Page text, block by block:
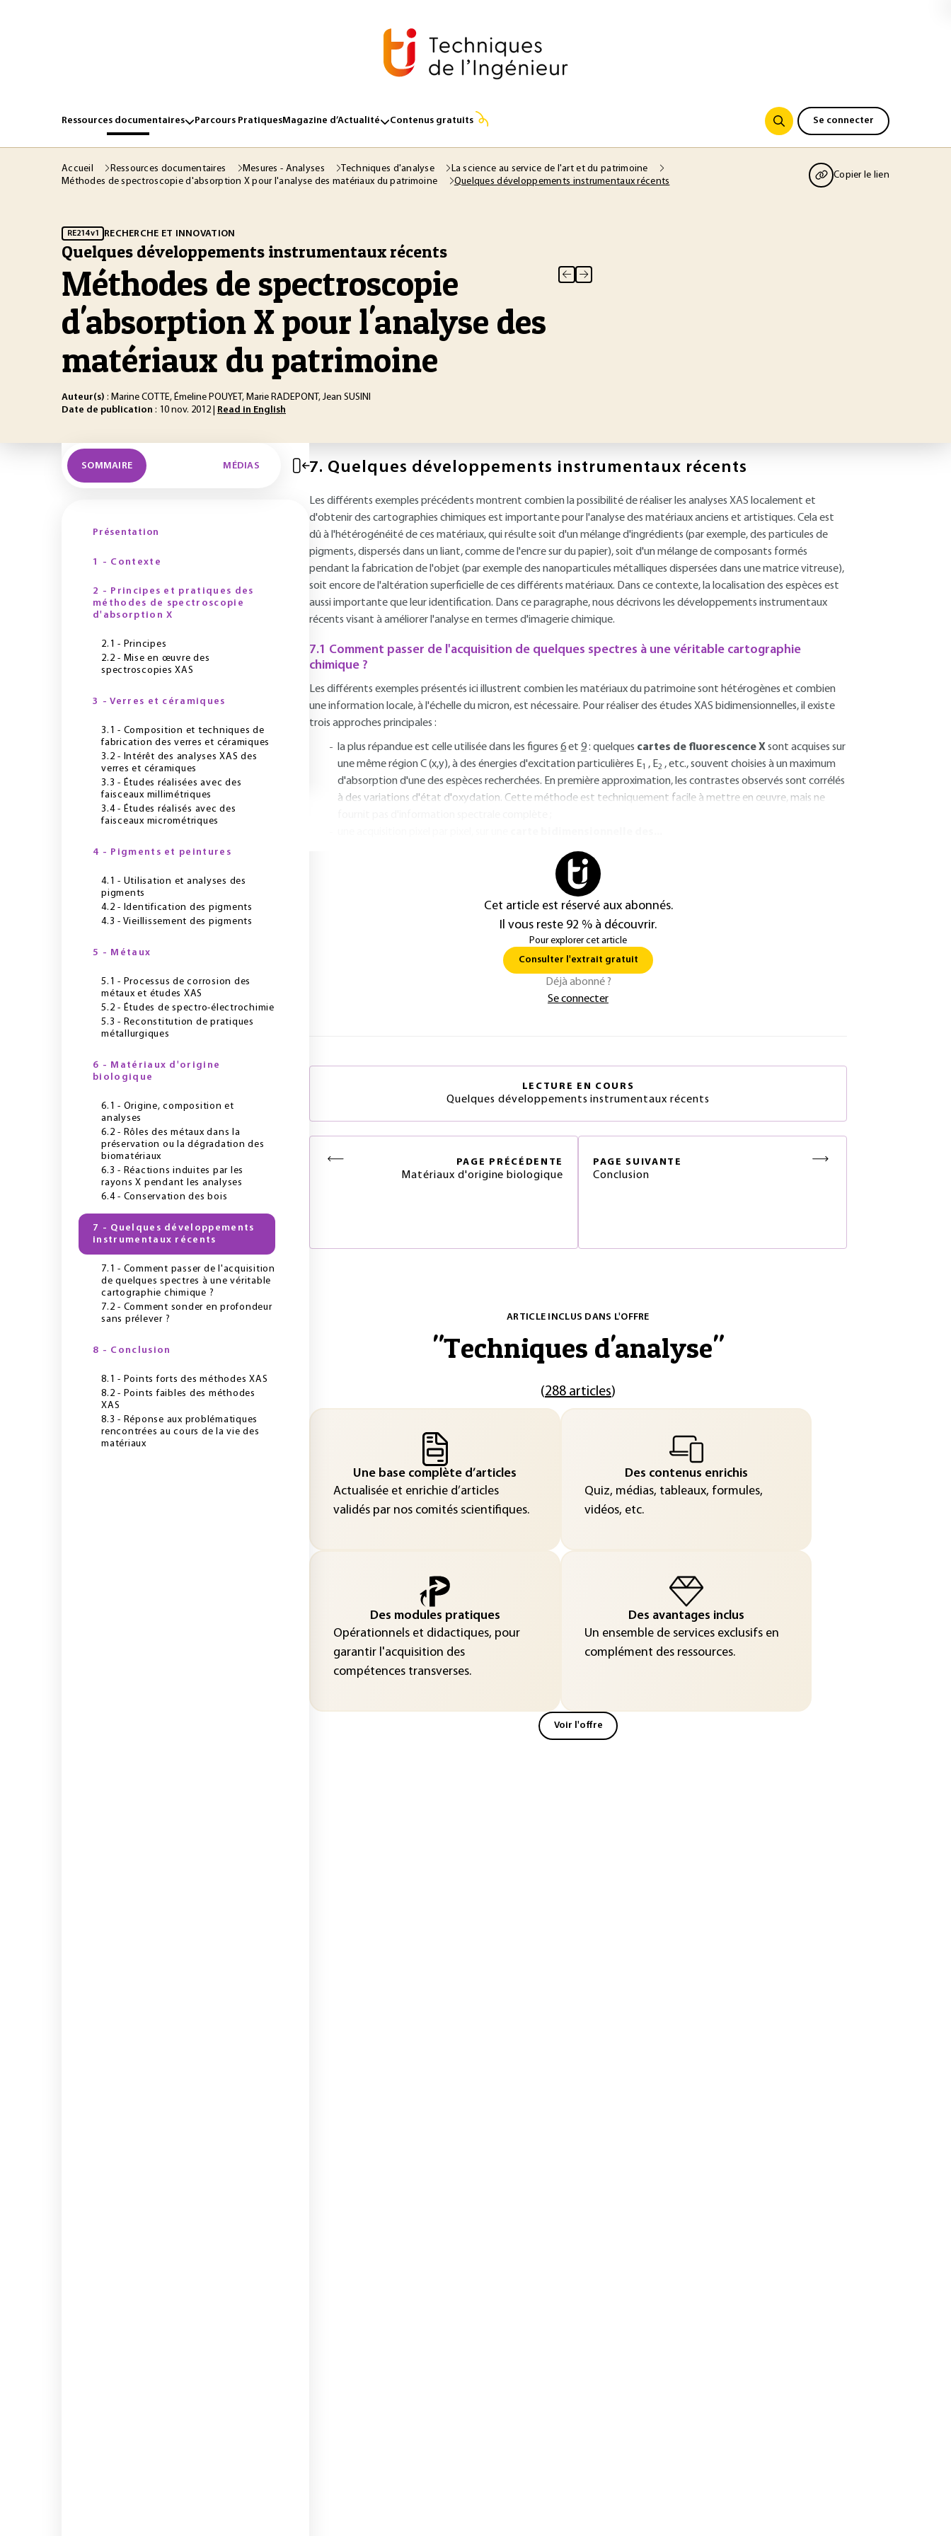
Ressources documentaires Parcours PratiquesMagazine d’Actualité Contenus gratuits Se connecter
Accueil Ressources documentaires Mesures - Analyses Techniques d'analyse
La science au service de l'art et du patrimoine
Méthodes de spectroscopie d'absorption X pour l'analyse des matériaux du patrimoine
Quelques développements instrumentaux récents
Copier le lien
RE214 v1 RECHERCHE ET INNOVATION
Quelques développements instrumentaux récents
Méthodes de spectroscopie
d'absorption X pour l'analyse des
matériaux du patrimoine
Auteur(s) : Marine COTTE, Émeline POUYET, Marie RADEPONT, Jean SUSINI
Date de publication : 10 nov. 2012 | Read in English
SOMMAIRE MÉDIAS
Présentation
1 - Contexte
2 - Principes et pratiques des
méthodes de spectroscopie
d'absorption X
2.1 - Principes
2.2 - Mise en œuvre des
spectroscopies XAS
3 - Verres et céramiques
3.1 - Composition et techniques de
fabrication des verres et céramiques
3.2 - Intérêt des analyses XAS des
verres et céramiques
3.3 - Études réalisées avec des
faisceaux millimétriques
3.4 - Études réalisés avec des
faisceaux micrométriques
4 - Pigments et peintures
4.1 - Utilisation et analyses des
pigments
4.2 - Identification des pigments
4.3 - Vieillissement des pigments
5 - Métaux
5.1 - Processus de corrosion des
métaux et études XAS
5.2 - Études de spectro-électrochimie
5.3 - Reconstitution de pratiques
métallurgiques
6 - Matériaux d'origine
biologique
6.1 - Origine, composition et
analyses
6.2 - Rôles des métaux dans la
préservation ou la dégradation des
biomatériaux
6.3 - Réactions induites par les
rayons X pendant les analyses
6.4 - Conservation des bois
7 - Quelques développements
instrumentaux récents
7.1 - Comment passer de l'acquisition
de quelques spectres à une véritable
cartographie chimique ?
7.2 - Comment sonder en profondeur
sans prélever ?
8 - Conclusion
8.1 - Points forts des méthodes XAS
8.2 - Points faibles des méthodes
XAS
8.3 - Réponse aux problématiques
rencontrées au cours de la vie des
matériaux
7. Quelques développements instrumentaux récents
Les différents exemples précédents montrent combien la possibilité de réaliser les analyses XAS localement et
d'obtenir des cartographies chimiques est importante pour l'analyse des matériaux anciens et artistiques. Cela est
dû à l'hétérogénéité de ces matériaux, qui résulte soit d'un mélange d'ingrédients (par exemple, des particules de
pigments, dispersés dans un liant, comme de l'encre sur du papier), soit d'un mélange de composants formés
pendant la fabrication de l'objet (par exemple des nanoparticules métalliques dispersées dans une matrice vitreuse),
soit encore de l'altération superficielle de ces différents matériaux. Dans ce contexte, la localisation des espèces est
aussi importante que leur identification. Dans ce paragraphe, nous décrivons les développements instrumentaux
récents visant à améliorer l'analyse en termes d'imagerie chimique.
7.1 Comment passer de l'acquisition de quelques spectres à une véritable cartographie
chimique ?
Les différents exemples présentés ici illustrent combien les matériaux du patrimoine sont hétérogènes et combien
une information locale, à l'échelle du micron, est nécessaire. Pour réaliser des études XAS bidimensionnelles, il existe
trois approches principales :
la plus répandue est celle utilisée dans les figures 6et 9: quelques cartes de fluorescence Xsont acquises sur
une même région C (x,y), à des énergies d'excitation particulières E1 , E2 , etc., souvent choisies à un maximum
d'absorption d'une des espèces recherchées. En première approximation, les contrastes observés sont corrélés
à des variations d'état d'oxydation. Cette méthode est techniquement facile à mettre en œuvre, mais ne
Cet article est réservé aux abonnés.
Il vous reste 92 % à découvrir.
Pour explorer cet article
Consulter l'extrait gratuit
Déjà abonné ?
Se connecter
LECTURE EN COURS
Quelques développements instrumentaux récents
PAGE PRÉCÉDENTE
Matériaux d'origine biologique
PAGE SUIVANTE
Conclusion
ARTICLE INCLUS DANS L'OFFRE
"Techniques d'analyse"
(288 articles)
Une base complète d’articles
Actualisée et enrichie d’articles
validés par nos comités scientifiques.
Des contenus enrichis
Quiz, médias, tableaux, formules,
vidéos, etc.
Des modules pratiques
Opérationnels et didactiques, pour
garantir l'acquisition des
compétences transverses.
Des avantages inclus
Un ensemble de services exclusifs en
complément des ressources.
Voir l'offre